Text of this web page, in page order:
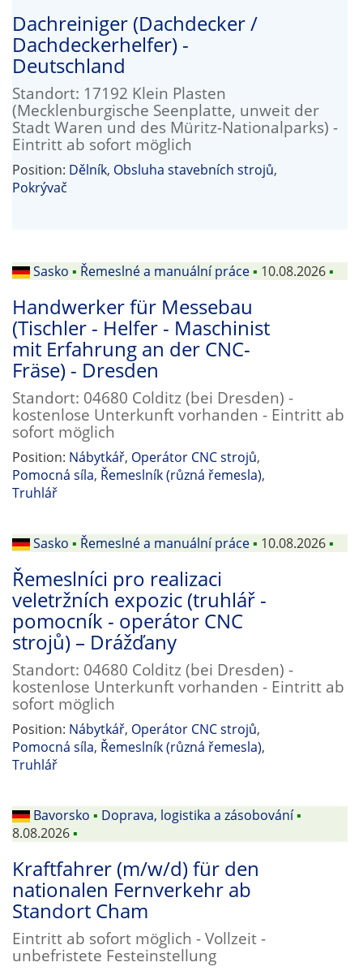
Dachreiniger (Dachdecker /
Dachdeckerhelfer) -
Deutschland
Standort: 17192 Klein Plasten
(Mecklenburgische Seenplatte, unweit der
Stadt Waren und des Müritz-Nationalparks) -
Eintritt ab sofort möglich
Position: Dělník, Obsluha stavebních strojů,
Pokrývač
Sasko ▪ Řemeslné a manuální práce▪ 10.08.2026▪
Handwerker für Messebau
(Tischler - Helfer - Maschinist
mit Erfahrung an der CNC-
Fräse) - Dresden
Standort: 04680 Colditz (bei Dresden) -
kostenlose Unterkunft vorhanden - Eintritt ab
sofort möglich
Position: Nábytkář, Operátor CNC strojů,
Pomocná síla, Řemeslník (různá řemesla),
Truhlář
Sasko ▪ Řemeslné a manuální práce▪ 10.08.2026▪
Řemeslníci pro realizaci
veletržních expozic (truhlář -
pomocník - operátor CNC
strojů) – Drážďany
Standort: 04680 Colditz (bei Dresden) -
kostenlose Unterkunft vorhanden - Eintritt ab
sofort möglich
Position: Nábytkář, Operátor CNC strojů,
Pomocná síla, Řemeslník (různá řemesla),
Truhlář
Bavorsko ▪ Doprava, logistika a zásobování▪
8.08.2026▪
Kraftfahrer (m/w/d) für den
nationalen Fernverkehr ab
Standort Cham
Eintritt ab sofort möglich - Vollzeit -
unbefristete Festeinstellung